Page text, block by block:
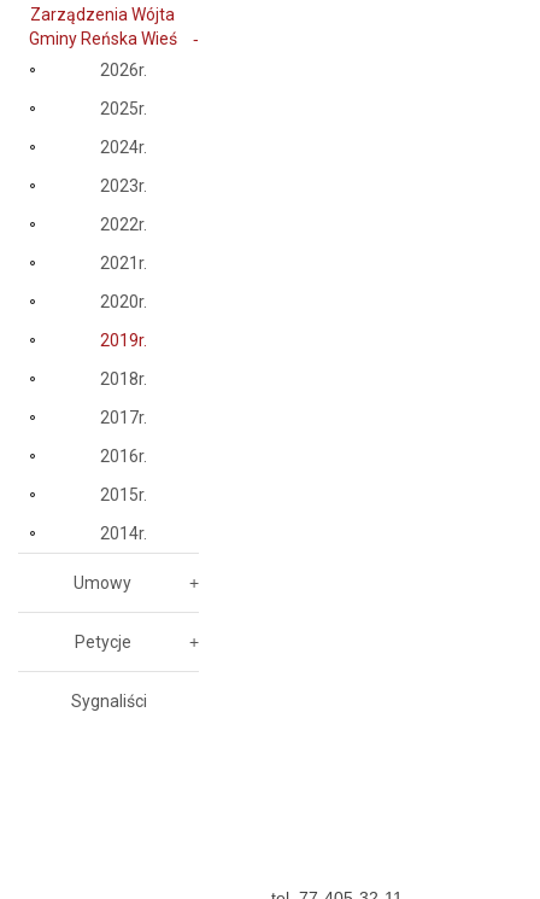
Zarządzenia Wójta
Gminy Reńska Wieś
2026r.
2025r.
2024r.
2023r.
2022r.
2021r.
2020r.
2019r.
2018r.
2017r.
2016r.
2015r.
2014r.
Umowy
Petycje
Sygnaliści